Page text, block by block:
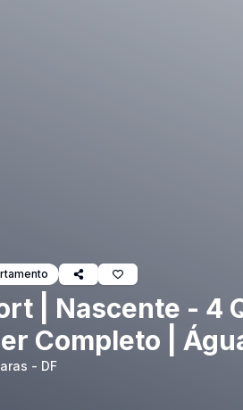
| Nascente - 4
Completo |
- DF